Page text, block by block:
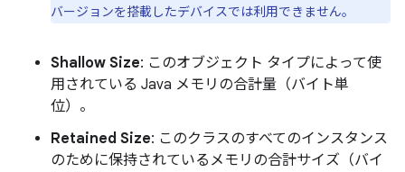
バージョンを搭載したデバイスでは利用できません。
Shallow Size: このオブジェクト タイプによって使
用されている Java メモリの合計量（バイト単
位）。
Retained Size: このクラスのすべてのインスタンス
のために保持されているメモリの合計サイズ（バイ